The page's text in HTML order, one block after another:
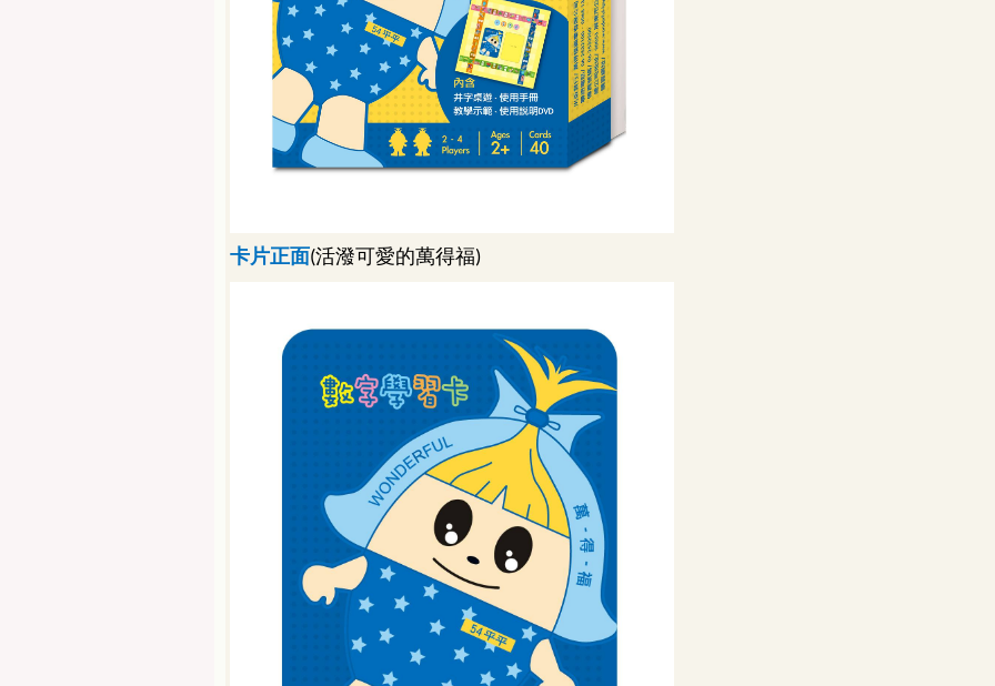
卡片正面(活潑可愛的萬得福)